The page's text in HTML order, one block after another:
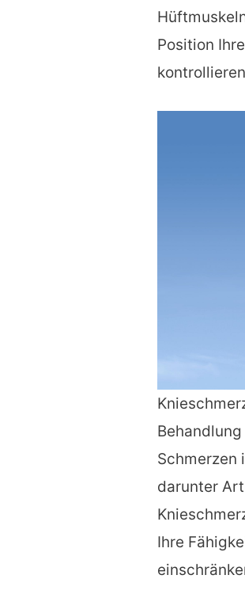
Position
Schmerzen
darunter
Ihre